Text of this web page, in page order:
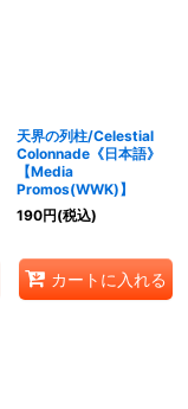
天界の列柱/Celestial
Colonnade《日本語》
【Media
Promos(WWK)】
190円(税込)
カートに入れる